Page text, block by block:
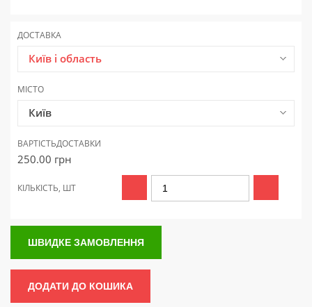
ДОСТАВКА
Київ і область
МІСТО
Київ
ВАРТІСТЬДОСТАВКИ
250.00 грн
КІЛЬКІСТЬ, ШТ
ШВИДКЕ ЗАМОВЛЕННЯ
ДОДАТИ ДО КОШИКА